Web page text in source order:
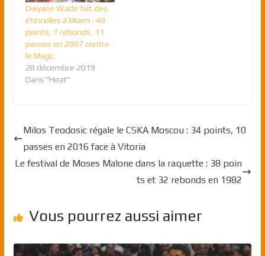
Dwyane Wade fait des
étincelles à Miami : 48
points, 7 rebonds, 11
passes en 2007 contre
le Magic
28 décembre 2019
Dans "Heat"
Milos Teodosic régale le CSKA Moscou : 34 points, 10
passes en 2016 face à Vitoria
Le festival de Moses Malone dans la raquette : 38 poin
ts et 32 rebonds en 1982
Vous pourrez aussi aimer